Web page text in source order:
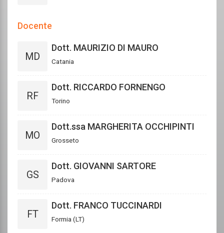
Docente
MD
Dott. MAURIZIO DI MAURO
Catania
RF
Dott. RICCARDO FORNENGO
Torino
MO
Dott.ssa MARGHERITA OCCHIPINTI
Grosseto
GS
Dott. GIOVANNI SARTORE
Padova
FT
Dott. FRANCO TUCCINARDI
Formia (LT)